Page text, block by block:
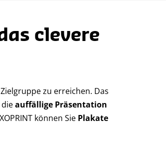
clevere
zu erreichen. Das
auffällige Präsentation
können Sie Plakate